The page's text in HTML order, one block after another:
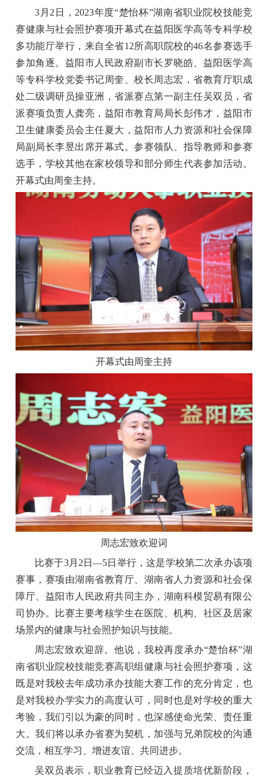
3月2日，2023年度“楚怡杯”湖南省职业院校技能竞
赛健康与社会照护赛项开幕式在益阳医学高等专科学校
多功能厅举行，来自全省12所高职院校的46名参赛选手
参加角逐。益阳市人民政府副市长罗晓皓、益阳医学高
等专科学校党委书记周奎、校长周志宏，省教育厅职成
处二级调研员操亚洲，省派赛点第一副主任吴双员，省
派赛项负责人龚亮， 益阳市教育局局长彭伟才， 益阳市
卫生健康委员会主任夏大，益阳市人力资源和社会保障
局副局长李昱出席开幕式。参赛领队、指导教师和参赛
选手，学校其他在家校领导和部分师生代表参加活动。
开幕式由周奎主持。
开幕式由周奎主持
周志宏致欢迎词
比赛于3月2日—5日举行，这是学校第二次承办该项
赛事，赛项由湖南省教育厅、湖南省人力资源和社会保
障厅、益阳市人民政府共同主办，湖南科模贸易有限公
司协办。比赛主要考核学生在医院、机构、社区及居家
场景内的健康与社会照护知识与技能。
周志宏致欢迎辞。他说，我校再度承办“楚怡杯”湖
南省职业院校技能竞赛高职组健康与社会照护赛项，这
既是对我校去年成功承办技能大赛工作的充分肯定，也
是对我校办学实力的高度认可，同时也是对学校的重大
考验，我们引以为豪的同时，也深感使命光荣、责任重
大。我们将以承办省赛为契机，加强与兄弟院校的沟通
交流，相互学习、增进友谊、共同进步。
吴双员表示，职业教育已经迈入提质培优新阶段，